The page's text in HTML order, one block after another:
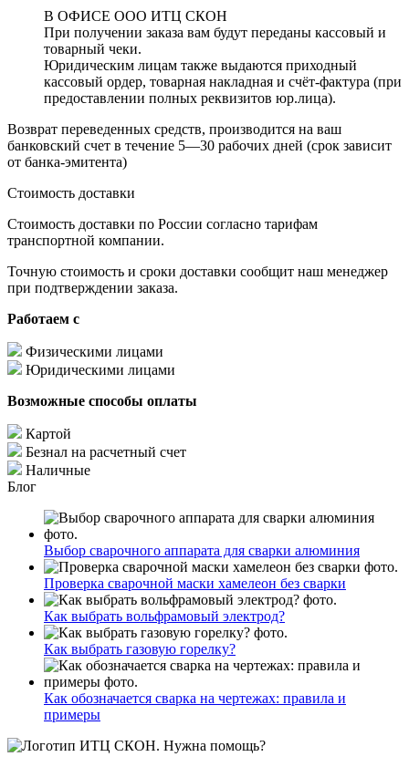
В ОФИСЕ ООО ИТЦ СКОН
При получении заказа вам будут переданы кассовый и
товарный чеки.
Юридическим лицам также выдаются приходный
кассовый ордер, товарная накладная и счёт-фактура (при
предоставлении полных реквизитов юр.лица).
Возврат переведенных средств, производится на ваш
банковский счет в течение 5—30 рабочих дней (срок зависит
от банка-эмитента)
Стоимость доставки
Стоимость доставки по России согласно тарифам
транспортной компании.
Точную стоимость и сроки доставки сообщит наш менеджер
при подтверждении заказа.
Работаем с
Физическими лицами
Юридическими лицами
Возможные способы оплаты
Картой
Безнал на расчетный счет
Наличные
Блог
Выбор сварочного аппарата для сварки алюминия
Проверка сварочной маски хамелеон без сварки
Как выбрать вольфрамовый электрод?
Как выбрать газовую горелку?
Как обозначается сварка на чертежах: правила и
примеры
Нужна помощь?